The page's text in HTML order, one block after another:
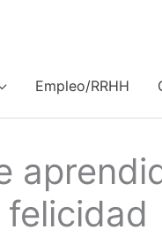
Empleo/RRHH